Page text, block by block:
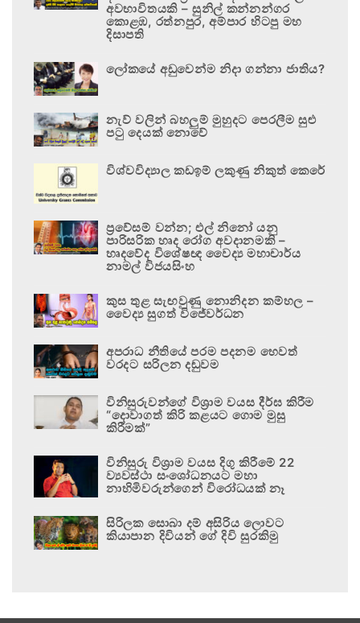
අවභාවිතයකි – සුනිල් කන්නන්ගර
කොළඹ, රත්නපුර, අම්පාර හිටපු මහ
දිසාපති
ලෝකයේ අඩුවෙන්ම නිදා ගන්නා ජාතිය?
නැව් වලින් බහලුම් මුහුදට පෙරලීම සුළු
පටු දෙයක් නොවේ
විශ්වවිද්‍යාල කඩඉම් ලකුණු නිකුත් කෙරේ
ප්‍රවේසම් වන්න; එල් නිනෝ යනු
පාරිසරික හෘද රෝග අවදානමකි –
හෘදවේද විශේෂඥ වෛද්‍ය මහාචාර්ය
නාමල් විජයසිංහ
කුස තුළ සැඟවුණු නොනිදන කම්හල –
වෛද්‍ය සුගත් විජේවර්ධන
අපරාධ නීතියේ පරම පදනම හෙවත්
වරදට සරිලන දඬුවම
විනිසුරුවන්ගේ විශ්‍රාම වයස දීර්ඝ කිරීම
“දොවාගත් කිරි කළයට ගොම මුසු
කිරීමක්”
විනිසුරු විශ්‍රාම වයස දිගු කිරීමේ 22
ව්‍යවස්ථා සංශෝධනයට මහා
නාහිමිවරුන්ගෙන් විරෝධයක් නෑ
සිරිලක සොබා දම් අසිරිය ලොවට
කියාපාන දිවියන් ගේ දිවි සුරකිමු